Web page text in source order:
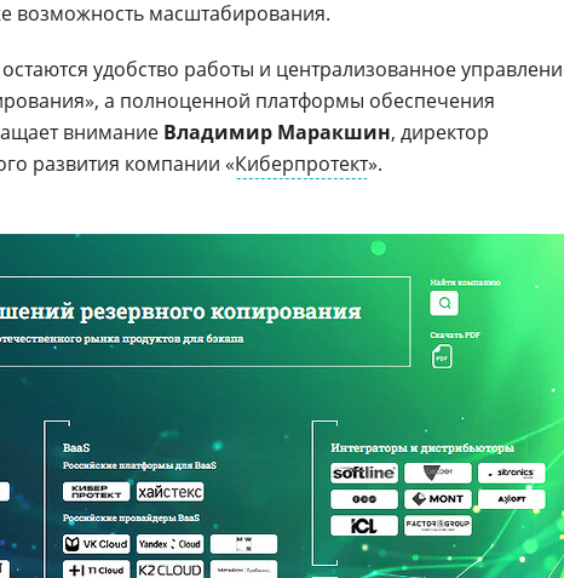
возможность масштабирования.
удобство работы и централизованное
а полноценной платформы обеспечения
внимание Владимир Маракшин, директор
развития компании «Киберпротект».